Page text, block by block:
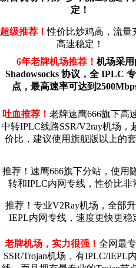
定！
超级推荐！性价比炒鸡高，流量
高速稳定！
6年老牌机场推荐！ 机场采用
Shadowsocks 协议，全 IPLC
点，最高速率可达到
吐血推荐！ 老牌速鹰666旗下高
中转IPLC线路SSR/V2ray机场，
价比，建议使用旗舰版以上的
推荐！速鹰666旗下分站，使用
转和IPLC内网专线，性价比非
推荐！专业V2Ray机场，全部
IEPL内网专线，速度更快更稳
老牌机场，实力很强！ 全网最
SSR/Trojan机场，有IPLC/IEPL